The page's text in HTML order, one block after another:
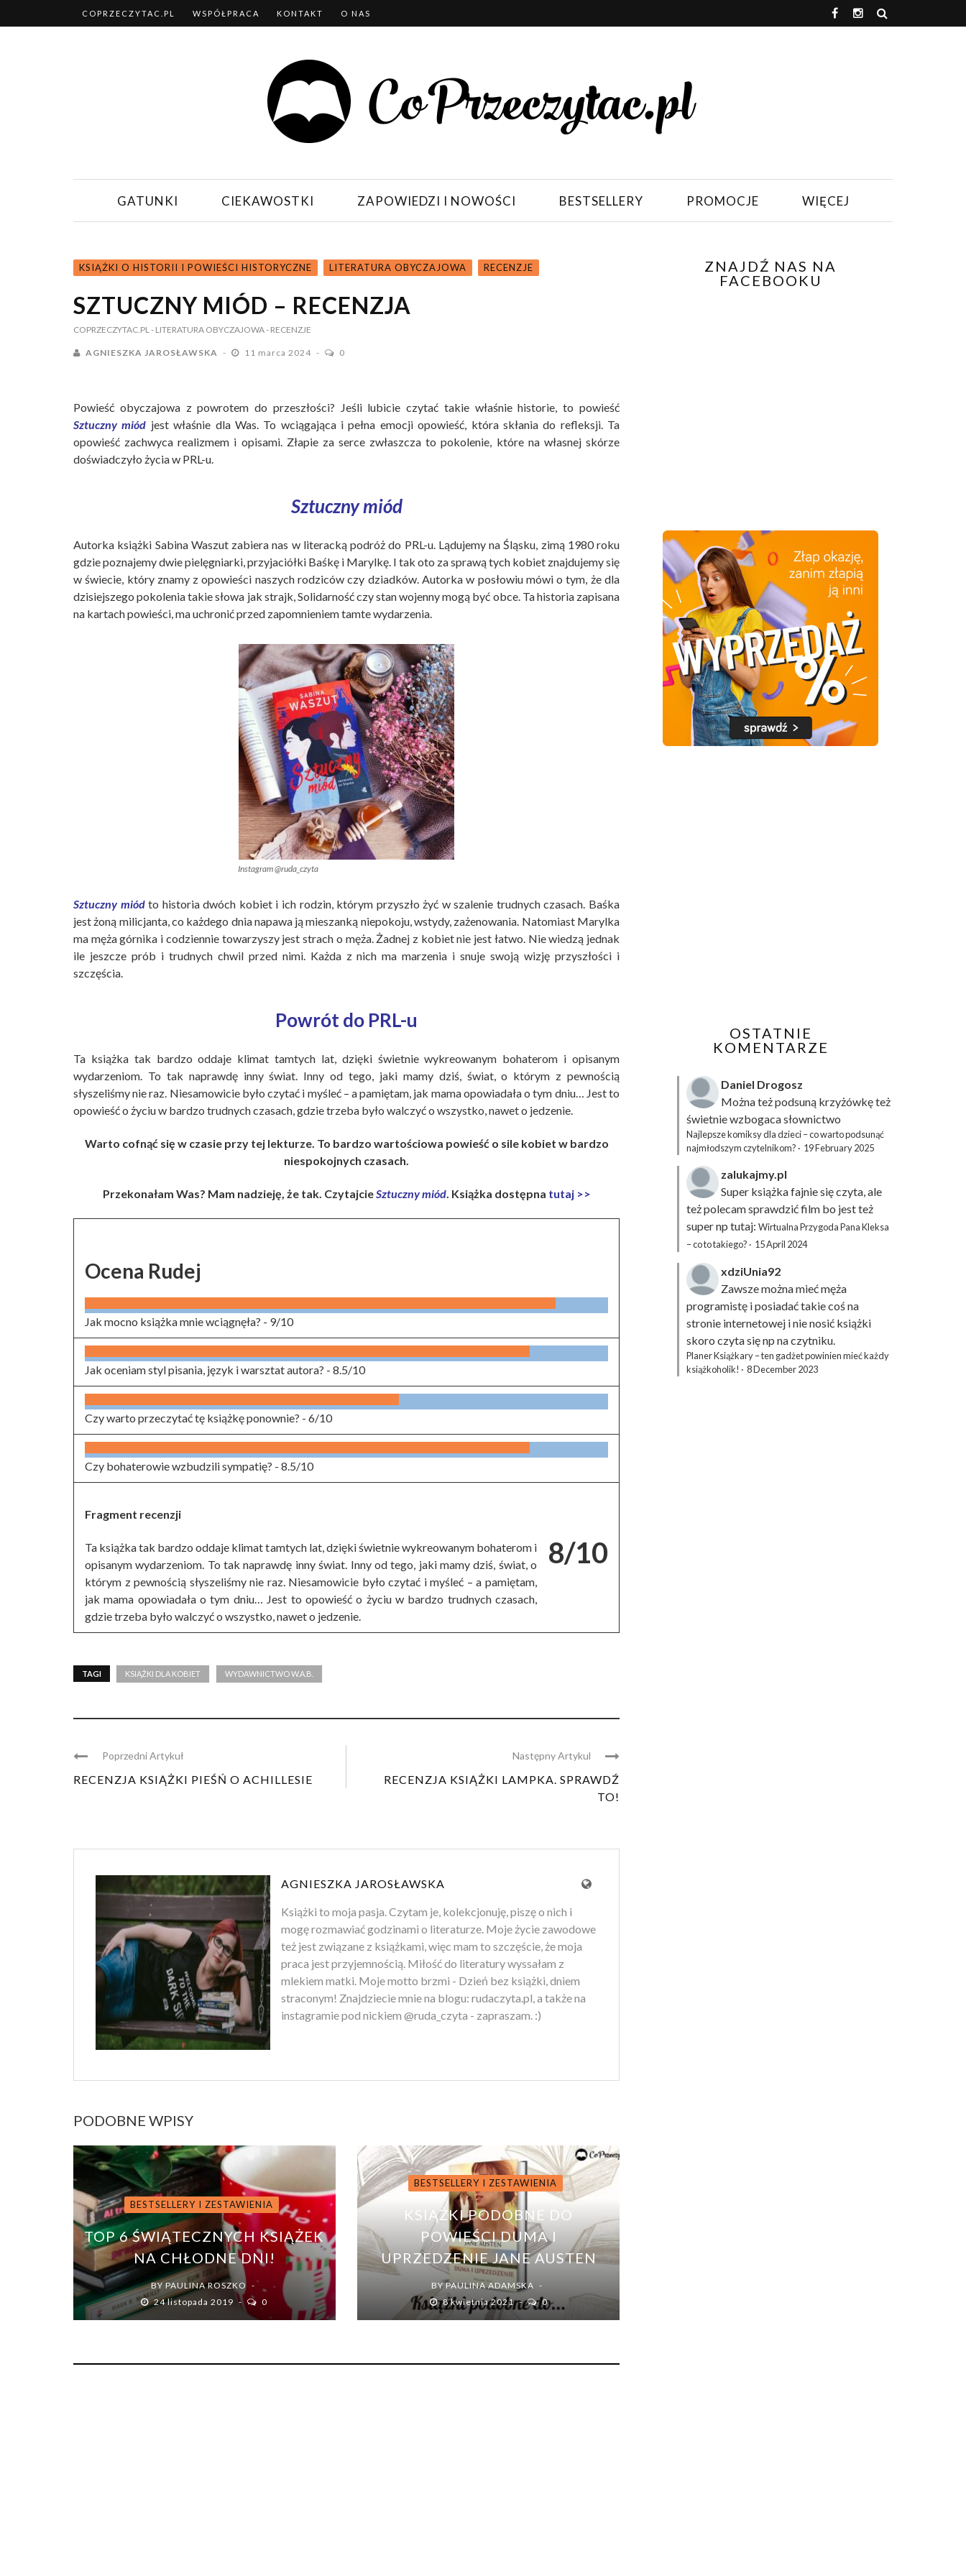
COPRZECZYTAC.PL WSPÓŁPRACA KONTAKT O NAS
GATUNKI CIEKAWOSTKI ZAPOWIEDZI I NOWOŚCI BESTSELLERY PROMOCJE WIĘCEJ
KSIĄŻKI O HISTORII I POWIEŚCI HISTORYCZNE LITERATURA OBYCZAJOWA RECENZJE
SZTUCZNY MIÓD – RECENZJA
COPRZECZYTAC.PL- LITERATURA OBYCZAJOWA- RECENZJE
AGNIESZKA JAROSŁAWSKA 11 marca 2024 0
Powieść obyczajowa z powrotem do przeszłości? Jeśli lubicie czytać takie właśnie historie, to powieść
Sztuczny miód jest właśnie dla Was. To wciągająca i pełna emocji opowieść, która skłania do refleksji. Ta
opowieść zachwyca realizmem i opisami. Złapie za serce zwłaszcza to pokolenie, które na własnej skórze
doświadczyło życia w PRL-u.
Sztuczny miód
Autorka książki Sabina Waszut zabiera nas w literacką podróż do PRL-u. Lądujemy na Śląsku, zimą 1980 roku
gdzie poznajemy dwie pielęgniarki, przyjaciółki Baśkę i Marylkę. I tak oto za sprawą tych kobiet znajdujemy się
w świecie, który znamy z opowieści naszych rodziców czy dziadków. Autorka w posłowiu mówi o tym, że dla
dzisiejszego pokolenia takie słowa jak strajk, Solidarność czy stan wojenny mogą być obce. Ta historia zapisana
na kartach powieści, ma uchronić przed zapomnieniem tamte wydarzenia.
Instagram @ruda_czyta
Sztuczny miódto historia dwóch kobiet i ich rodzin, którym przyszło żyć w szalenie trudnych czasach. Baśka
jest żoną milicjanta, co każdego dnia napawa ją mieszanką niepokoju, wstydy, zażenowania. Natomiast Marylka
ma męża górnika i codziennie towarzyszy jest strach o męża. Żadnej z kobiet nie jest łatwo. Nie wiedzą jednak
ile jeszcze prób i trudnych chwil przed nimi. Każda z nich ma marzenia i snuje swoją wizję przyszłości i
szczęścia.
Powrót do PRL-u
Ta książka tak bardzo oddaje klimat tamtych lat, dzięki świetnie wykreowanym bohaterom i opisanym
wydarzeniom. To tak naprawdę inny świat. Inny od tego, jaki mamy dziś, świat, o którym z pewnością
słyszeliśmy nie raz. Niesamowicie było czytać i myśleć – a pamiętam, jak mama opowiadała o tym dniu… Jest to
opowieść o życiu w bardzo trudnych czasach, gdzie trzeba było walczyć o wszystko, nawet o jedzenie.
Warto cofnąć się w czasie przy tej lekturze. To bardzo wartościowa powieść o sile kobiet w bardzo
niespokojnych czasach.
Przekonałam Was? Mam nadzieję, że tak. CzytajcieSztuczny miód. Książka dostępna tutaj >>
Ocena Rudej
Jak mocno książka mnie wciągnęła? - 9/10
Jak oceniam styl pisania, język i warsztat autora? - 8.5/10
Czy warto przeczytać tę książkę ponownie? - 6/10
Czy bohaterowie wzbudzili sympatię? - 8.5/10
8/10
Fragment recenzji
Ta książka tak bardzo oddaje klimat tamtych lat, dzięki świetnie wykreowanym bohaterom i
opisanym wydarzeniom. To tak naprawdę inny świat. Inny od tego, jaki mamy dziś, świat, o
którym z pewnością słyszeliśmy nie raz. Niesamowicie było czytać i myśleć – a pamiętam,
jak mama opowiadała o tym dniu… Jest to opowieść o życiu w bardzo trudnych czasach,
gdzie trzeba było walczyć o wszystko, nawet o jedzenie.
TAGI KSIĄŻKI DLA KOBIET WYDAWNICTWO W.A.B.
Poprzedni Artykuł
RECENZJA KSIĄŻKI PIEŚŃ O ACHILLESIE
Następny Artykul
RECENZJA KSIĄŻKI LAMPKA. SPRAWDŹ
TO!
AGNIESZKA JAROSŁAWSKA
Książki to moja pasja. Czytam je, kolekcjonuję, piszę o nich i
mogę rozmawiać godzinami o literaturze. Moje życie zawodowe
też jest związane z książkami, więc mam to szczęście, że moja
praca jest przyjemnością. Miłość do literatury wyssałam z
mlekiem matki. Moje motto brzmi - Dzień bez książki, dniem
straconym! Znajdziecie mnie na blogu: rudaczyta.pl, a także na
instagramie pod nickiem @ruda_czyta - zapraszam. :)
PODOBNE WPISY
BESTSELLERY I ZESTAWIENIA
TOP 6 ŚWIĄTECZNYCH KSIĄŻEK
NA CHŁODNE DNI!
BYPAULINA ROSZKO
24 listopada 2019
0
BESTSELLERY I ZESTAWIENIA
KSIĄŻKI PODOBNE DO
POWIEŚCI DUMA I
UPRZEDZENIE JANE AUSTEN
BYPAULINA ADAMSKA
8 kwietnia 2021
0
ZNAJDŹ NAS NA
FACEBOOKU
OSTATNIE
KOMENTARZE
Daniel Drogosz
Można też podsuną krzyżówkęteż
świetnie wzbogaca słownictwo
Najlepsze komiksy dla dzieci – co warto podsunąć
najmłodszym czytelnikom? · 19 February 2025
zalukajmy.pl
Super książka fajnie się czyta, ale
też polecam sprawdzić film bo jest też
super np tutaj: Wirtualna Przygoda Pana Kleksa
– co to takiego? · 15 April 2024
xdziUnia92
Zawsze można mieć męża
programistę i posiadać takie coś na
stronie internetowej i nie nosić książki
skoro czyta się np na czytniku.
Planer Książkary – ten gadżet powinien mieć każdy
książkoholik! · 8 December 2023